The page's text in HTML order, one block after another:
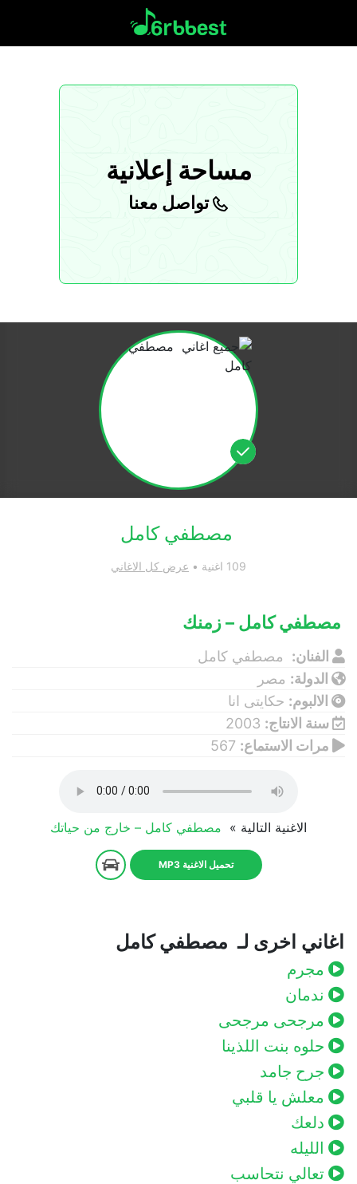
مساحة إعلانية
تواصل معنا
مصطفي كامل
109 اغنية • عرض كل الاغاني
مصطفي كامل – زمنك
الفنان:
مصطفي كامل
الدولة: مصر
الالبوم: حكايتى انا
سنة الانتاج: 2003
مرات الاستماع:
الاغنية التالية » مصطفي كامل – خارج من حياتك
تحميل الاغنية MP3
اغاني اخرى لـ مصطفي كامل
مجرم
ندمان
مرجحى مرجحى
حلوه بنت اللذينا
جرح جامد
معلش يا قلبي
دلعك
الليله
تعالي نتحاسب